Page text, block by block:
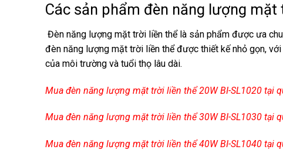
Các sản phẩm đèn năng lượng
Đèn năng lượng mặt trời liền thể là sản phẩm được ưa
đèn năng lượng mặt trời liền thể được thiết kế nhỏ gọn,
của môi trường và tuổi thọ lâu dài.
Mua đèn năng lượng mặt trời liền thể 20W BI-SL1020 tại
Mua đèn năng lượng mặt trời liền thể 30W BI-SL1030 tại
Mua đèn năng lượng mặt trời liền thể 40W BI-SL1040 tại